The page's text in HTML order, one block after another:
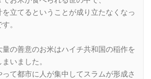
立てるということが成り立たなくなっ
。
の善意のお米はハイチ共和国の稲作を
いました。
て都市に人が集中してスラムが形成さ